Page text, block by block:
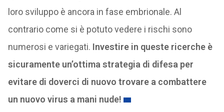
loro sviluppo è ancora in fase embrionale. Al
contrario come si è potuto vedere i rischi sono
numerosi e variegati. Investire in queste ricerche è
sicuramente un’ottima strategia di difesa per
evitare di doverci di nuovo trovare a combattere
un nuovo virus a mani nude!